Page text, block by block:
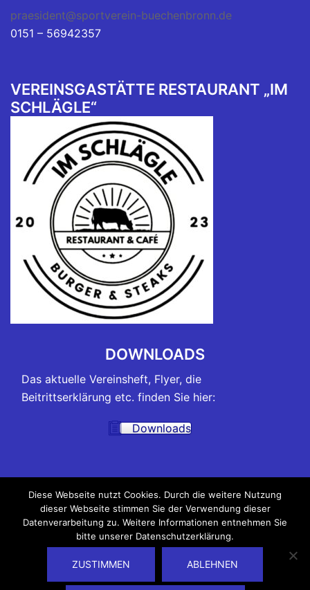
praesident@sportverein-buechenbronn.de
0151 – 56942357
VEREINSGASTÄTTE RESTAURANT „IM
SCHLÄGLE“
DOWNLOADS
Das aktuelle Vereinsheft, Flyer, die
Beitrittserklärung etc. finden Sie hier:
Downloads
TRAININGSZEITEN
Alle Belegungspläne der Hallen, in denen unsere
Trainings und Kurse stattfinden, sowie die
Trainingszeiten
Diese Webseite nutzt Cookies. Durch die weitere Nutzung
dieser Webseite stimmen Sie der Verwendung dieser
Datenverarbeitung zu. Weitere Informationen entnehmen Sie
bitte unserer Datenschutzerklärung.
ZUSTIMMEN ABLEHNEN